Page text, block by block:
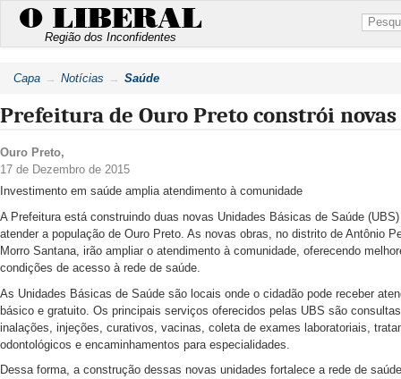
O LIBERAL
Região dos Inconfidentes
Capa Notícias Saúde
Prefeitura de Ouro Preto constrói novas
Ouro Preto,
17 de Dezembro de 2015
Investimento em saúde amplia atendimento à comunidade
A Prefeitura está construindo duas novas Unidades Básicas de Saúde
atender a população de Ouro Preto. As novas obras, no distrito de Antônio
Morro Santana, irão ampliar o atendimento à comunidade, oferecendo
condições de acesso à rede de saúde.
As Unidades Básicas de Saúde são locais onde o cidadão pode receber
básico e gratuito. Os principais serviços oferecidos pelas UBS são
inalações, injeções, curativos, vacinas, coleta de exames laboratoriais,
odontológicos e encaminhamentos para especialidades.
Dessa forma, a construção dessas novas unidades fortalece a rede de